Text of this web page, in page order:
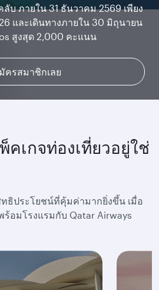
บ ภายใน 31 ธันวาคม 2569 เพียง
และเดินทางภายใน 30 มิถุนายน
สูงสุด 2,000 คะแนน
ครสมาชิกเลย
อน ๆ หรือสตรีมรายการโปรดของ
อกอินหรือสมัครเข้าร่วม Privilege
ต่อเนื่องตลอดเที่ยวบิน
เรียนรู้เพิ่มเติม
รับประทานอาหาร และพักผ่อน
ที่กว้างขวางและความเป็นส่วนตัว
เรียนรู้เพิ่มเติม
อปปิ้งและการรับประทานอาหาร
Free พร้อมรับสิทธิประโยชน์สุด
มและแลก Avios
คเกจท่องเที่ยวอยู่ใช่
ธิประโยชน์ที่คุ้มค่ามากยิ่งขึ้น เมื่อ
อมโรงแรมกับ Qatar Airways